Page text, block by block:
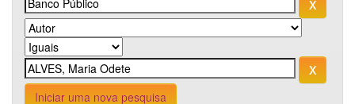
Iniciar uma nova pesquisa